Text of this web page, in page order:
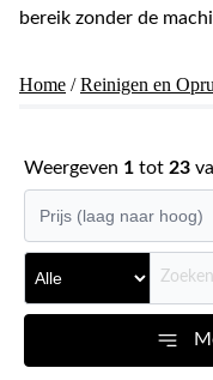
bereik zonder de
Home /Reinigen en
Weergeven 1 tot 23